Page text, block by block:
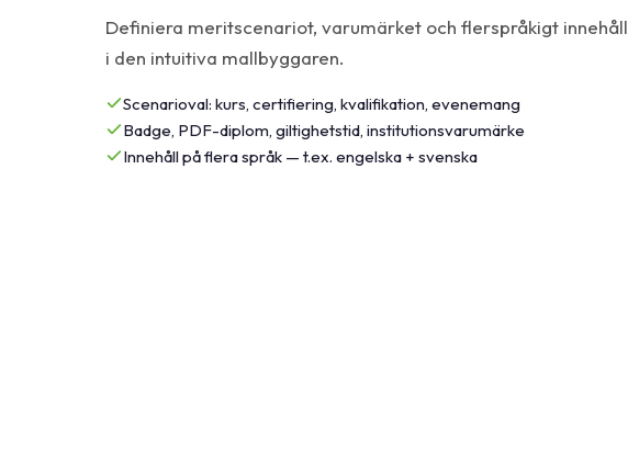
Definiera meritscenariot, varumärket och flerspråkigt innehåll
i den intuitiva mallbyggaren.
Scenarioval: kurs, certifiering, kvalifikation, evenemang
Badge, PDF-diplom, giltighetstid, institutionsvarumärke
Innehåll på flera språk — t.ex. engelska + svenska